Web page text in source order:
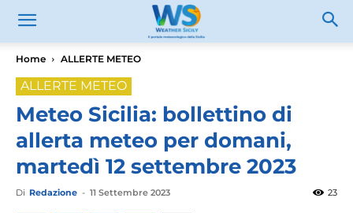
Home ALLERTE METEO
ALLERTE METEO
Meteo Sicilia: bollettino di
allerta meteo per domani,
martedì 12 settembre 2023
Di Redazione - 11 Settembre 2023 23